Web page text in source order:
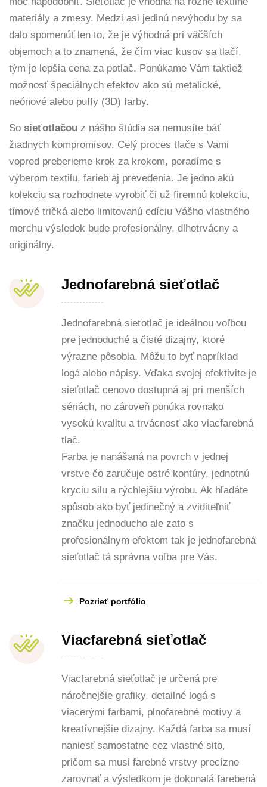
materiály a zmesy. Medzi asi jedinú nevýhodu by sa
dalo spomenúť len to, že je výhodná pri väčších
objemoch a to znamená, že čím viac kusov sa tlačí,
tým je lepšia cena za potlač. Ponúkame Vám taktiež
možnosť špeciálnych efektov ako sú metalické,
neónové alebo puffy (3D) farby.
So sieťotlačou z nášho štúdia sa nemusíte báť
žiadnych kompromisov. Celý proces tlače s Vami
vopred preberieme krok za krokom, poradíme s
výberom textilu, farieb aj prevedenia. Je jedno akú
kolekciu sa rozhodnete vyrobiť či už firemnú kolekciu,
tímové tričká alebo limitovanú edíciu Vášho vlastného
merchu výsledok bude profesionálny, dlhotrvácny a
originálny.
Jednofarebná sieťotlač
Jednofarebná sieťotlač je ideálnou voľbou
pre jednoduché a čisté dizajny, ktoré
výrazne pôsobia. Môžu to byť napríklad
logá alebo nápisy. Vďaka svojej efektivite je
sieťotlač cenovo dostupná aj pri menších
sériách, no zároveň ponúka rovnako
vysokú kvalitu a trvácnosť ako viacfarebná
tlač.
Farba je nanášaná na povrch v jednej
vrstve čo zaručuje ostré kontúry, jednotnú
kryciu silu a rýchlejšiu výrobu. Ak hľadáte
spôsob ako byť jedinečný a zviditeľniť
značku jednoducho ale zato s
profesionálnym efektom tak je jednofarebná
sieťotlač tá správna voľba pre Vás.
Pozrieť portfólio
Viacfarebná sieťotlač
Viacfarebná sieťotlač je určená pre
náročnejšie grafiky, detailné logá s
viacerými farbami, plnofarebné motívy a
kreatívnejšie dizajny. Každá farba sa musí
naniesť samostatne cez vlastné sito,
pričom sa musi farebné vrstvy precízne
zarovnať a výsledkom je dokonalá farebená